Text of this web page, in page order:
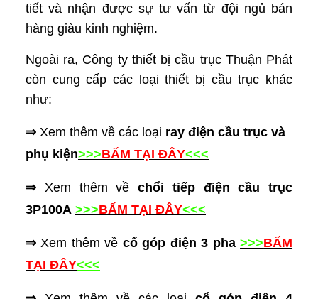
tiết và nhận được sự tư vấn từ đội ngủ bán
hàng giàu kinh nghiệm.
Ngoài ra, Công ty thiết bị cầu trục Thuận Phát
còn cung cấp các loại thiết bị cầu trục khác
như:
⇒ Xem thêm về các loại ray điện cầu trục và
phụ kiện>>>BẤM TẠI ĐÂY<<<
⇒ Xem thêm về chổi tiếp điện cầu trục
3P100A >>>BẤM TẠI ĐÂY<<<
⇒ Xem thêm về cổ góp điện 3 pha >>>BẤM
TẠI ĐÂY<<<